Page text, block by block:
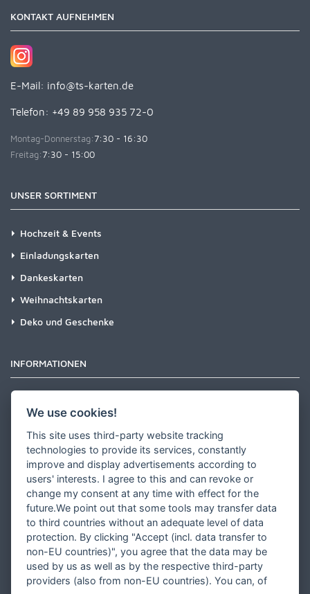
KONTAKT AUFNEHMEN
E-Mail: info@ts-karten.de
Telefon: +49 89 958 935 72-0
Montag-Donnerstag:7:30 - 16:30
Freitag:7:30 - 15:00
UNSER SORTIMENT
Hochzeit & Events
Einladungskarten
Dankeskarten
Weihnachtskarten
Deko und Geschenke
INFORMATIONEN
Versandinformationen
Partner werden
Designer werden
Über Tausendschön Karten
Blog
Ratgeber
Unsere Partner
We use cookies!
This site uses third-party website tracking
technologies to provide its services, constantly
improve and display advertisements according to
users' interests. I agree to this and can revoke or
change my consent at any time with effect for the
future.We point out that some tools may transfer data
to third countries without an adequate level of data
protection. By clicking "Accept (incl. data transfer to
non-EU countries)", you agree that the data may be
used by us as well as by the respective third-party
providers (also from non-EU countries). You can, of